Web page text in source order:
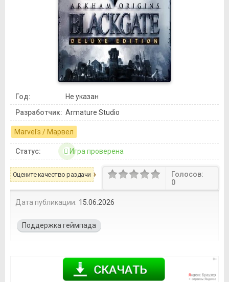
Год:
Не указан
Разработчик: Armature Studio
Marvel's / Марвел
Статус: Игра проверена
Оцените качество раздачи
Голосов:
0
Дата публикации: 15.06.2026
Поддержка геймпада